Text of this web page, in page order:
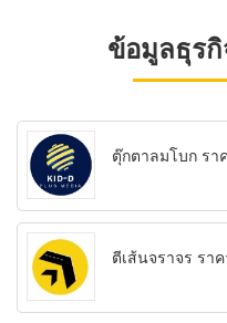
ข้อมูลธุร
ตุ๊กตาลมโบก รา
ตีเส้นจราจร รา